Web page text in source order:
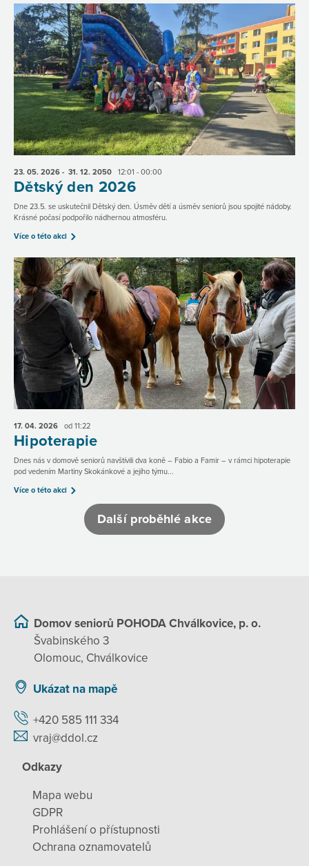
23. 05. 2026 - 31. 12. 2050 12:01 - 00:00
Dětský den 2026
Dne 23.5. se uskutečnil Dětský den. Úsměv dětí a úsměv seniorů jsou spojité nádoby.
Krásné počasí podpořilo nádhernou atmosféru.
Více o této akci
17. 04. 2026 od 11:22
Hipoterapie
Dnes nás v domově seniorů navštívili dva koně – Fabio a Famir – v rámci hipoterapie
pod vedením Martiny Skokánkové a jejího týmu...
Více o této akci
Další proběhlé akce
Domov seniorů POHODA Chválkovice, p. o.
Švabinského 3
Olomouc, Chválkovice
Ukázat na mapě
+420 585 111 334
vraj@ddol.cz
Odkazy
Mapa webu
GDPR
Prohlášení o přístupnosti
Ochrana oznamovatelů